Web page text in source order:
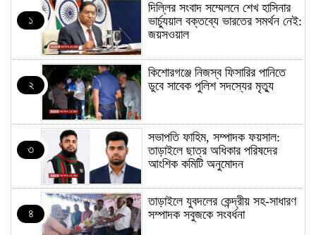
১
দিল্লির সংবাদ সম্মেলনে শেখ হাসিনার
ভার্চ্যুয়াল বক্তব্যে ভারতের সমর্থন নেই:
জয়সওয়াল
২
কিশোরগঞ্জে নিজস্ব ফিসারির পানিতে
ডুবে সাবেক পুলিশ সদস্যের মৃত্যু
৩
সভাপতি ফাহিম, সম্পাদক ফয়সাল:
তাড়াইলে ছাত্র অধিকার পরিষদের
আংশিক কমিটি অনুমোদন
৪
তাড়াইলে যুবদলের কেন্দ্রীয় সহ-সাধারণ
সম্পাদক সবুজকে সংবর্ধনা